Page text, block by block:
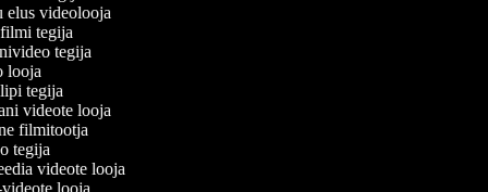
elus videolooja
filmi tegija
tegija
looja
tegija
videote looja
filmitootja
tegija
videote looja